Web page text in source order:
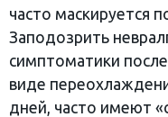
часто маскируется
Заподозрить
симптоматики
виде
дней, часто имеют